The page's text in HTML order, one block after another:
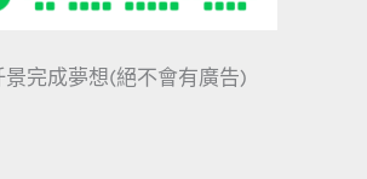
景完成夢想(絕不會有廣告)